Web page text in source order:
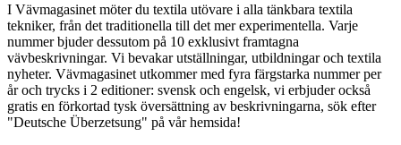
I Vävmagasinet möter du textila utövare i alla tänkbara textila
tekniker, från det traditionella till det mer experimentella. Varje
nummer bjuder dessutom på 10 exklusivt framtagna
vävbeskrivningar. Vi bevakar utställningar, utbildningar och textila
nyheter. Vävmagasinet utkommer med fyra färgstarka nummer per
år och trycks i 2 editioner: svensk och engelsk, vi erbjuder också
gratis en förkortad tysk översättning av beskrivningarna, sök efter
"Deutsche Überzetsung" på vår hemsida!